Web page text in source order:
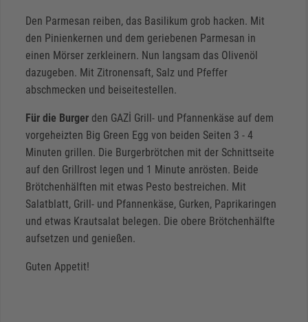
Den Parmesan reiben, das Basilikum grob hacken. Mit
den Pinienkernen und dem geriebenen Parmesan in
einen Mörser zerkleinern. Nun langsam das Olivenöl
dazugeben. Mit Zitronensaft, Salz und Pfeffer
abschmecken und beiseitestellen.
Für die Burger den GAZİ Grill- und Pfannenkäse auf dem
vorgeheizten Big Green Egg von beiden Seiten 3 - 4
Minuten grillen. Die Burgerbrötchen mit der Schnittseite
auf den Grillrost legen und 1 Minute anrösten. Beide
Brötchenhälften mit etwas Pesto bestreichen. Mit
Salatblatt, Grill- und Pfannenkäse, Gurken, Paprikaringen
und etwas Krautsalat belegen. Die obere Brötchenhälfte
aufsetzen und genießen.
Guten Appetit!